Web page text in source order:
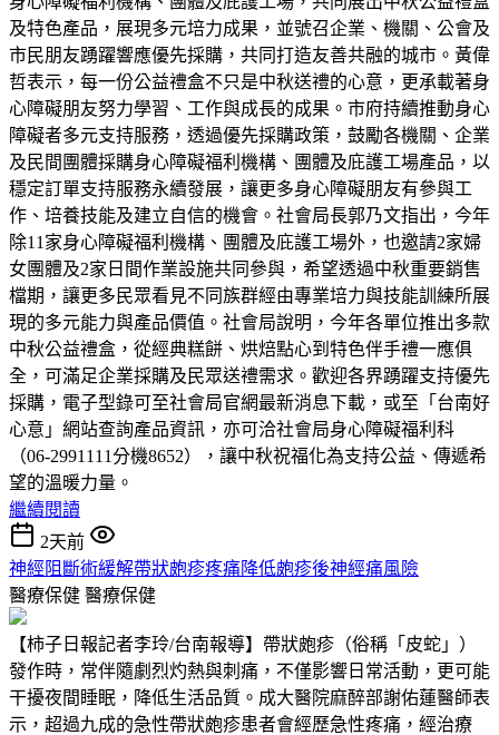
及特色產品，展現多元培力成果，並號召企業、機關、公會及
市民朋友踴躍響應優先採購，共同打造友善共融的城市。黃偉
哲表示，每一份公益禮盒不只是中秋送禮的心意，更承載著身
心障礙朋友努力學習、工作與成長的成果。市府持續推動身心
障礙者多元支持服務，透過優先採購政策，鼓勵各機關、企業
及民間團體採購身心障礙福利機構、團體及庇護工場產品，以
穩定訂單支持服務永續發展，讓更多身心障礙朋友有參與工
作、培養技能及建立自信的機會。社會局長郭乃文指出，今年
除11家身心障礙福利機構、團體及庇護工場外，也邀請2家婦
女團體及2家日間作業設施共同參與，希望透過中秋重要銷售
檔期，讓更多民眾看見不同族群經由專業培力與技能訓練所展
現的多元能力與產品價值。社會局說明，今年各單位推出多款
中秋公益禮盒，從經典糕餅、烘焙點心到特色伴手禮一應俱
全，可滿足企業採購及民眾送禮需求。歡迎各界踴躍支持優先
採購，電子型錄可至社會局官網最新消息下載，或至「台南好
心意」網站查詢產品資訊，亦可洽社會局身心障礙福利科
（06-2991111分機8652），讓中秋祝福化為支持公益、傳遞希
望的溫暖力量。
繼續閱讀
2天前
神經阻斷術緩解帶狀皰疹疼痛降低皰疹後神經痛風險
醫療保健 醫療保健
【柿子日報記者李玲/台南報導】帶狀皰疹（俗稱「皮蛇」）
發作時，常伴隨劇烈灼熱與刺痛，不僅影響日常活動，更可能
干擾夜間睡眠，降低生活品質。成大醫院麻醉部謝佑蓮醫師表
示，超過九成的急性帶狀皰疹患者會經歷急性疼痛，經治療